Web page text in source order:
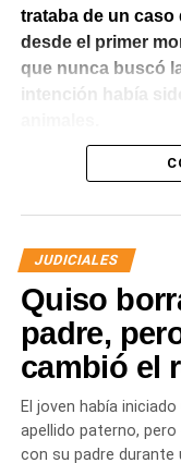
trataba de un caso
desde el primer
que nunca buscó
intención había
El Juzgado de Paz
que los hechos no
maltrato animal
La sentencia
dolosa, es decir, la
En este caso, la
relato del
separar a los perros
border collie. La
evitar la pelea y no
JUDICIALES
Quiso
padre,
cambió el
El joven había
apellido paterno,
con su padre